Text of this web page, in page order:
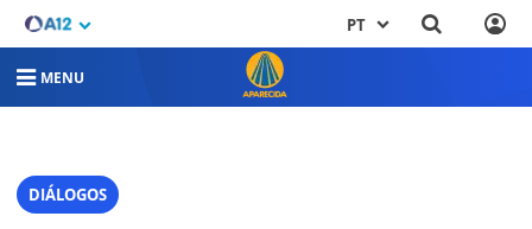
PT
MENU
DIÁLOGOS